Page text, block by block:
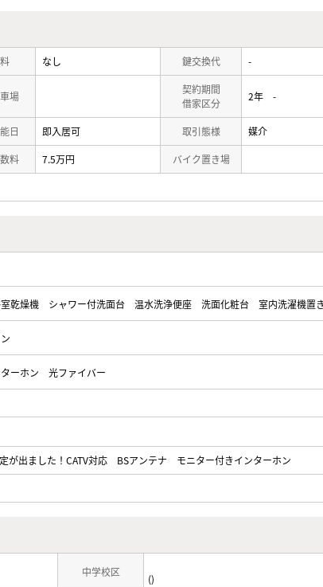
なし 鍵交換代 -
場
契約期間
借家区分
2年 -
日 即入居可 取引態様 媒介
料 7.5万円 バイク置き場
乾燥機 シャワー付洗面台 温水洗浄便座 洗面化粧台 室内洗濯機置
ーホン 光ファイバー
が出ました！CATV対応 BSアンテナ モニター付きインターホン
中学校区
()